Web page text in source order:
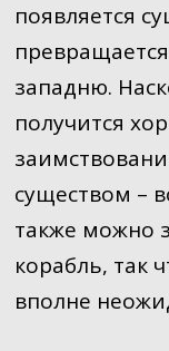
появляется
западню.
получится
существом –
также можно
корабль, так
вполне